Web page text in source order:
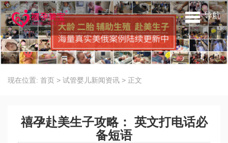
导航
现在位置: 首页 > 试管婴儿新闻资讯 > 正文
禧孕赴美生子攻略： 英文打电话必
备短语